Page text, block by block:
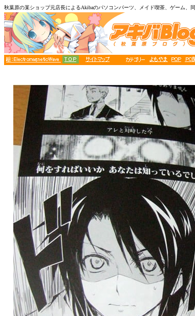
秋葉原の某ショップ元店長によるAkibaのパソコンパーツ、メイド喫茶、ゲーム